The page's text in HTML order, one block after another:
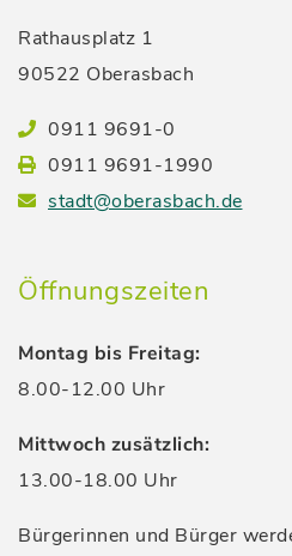
Rathausplatz 1
90522 Oberasbach
0911 9691-0
0911 9691-1990
stadt@oberasbach.de
Öffnungszeiten
Montag bis Freitag:
8.00-12.00 Uhr
Mittwoch zusätzlich:
13.00-18.00 Uhr
Bürgerinnen und Bürger